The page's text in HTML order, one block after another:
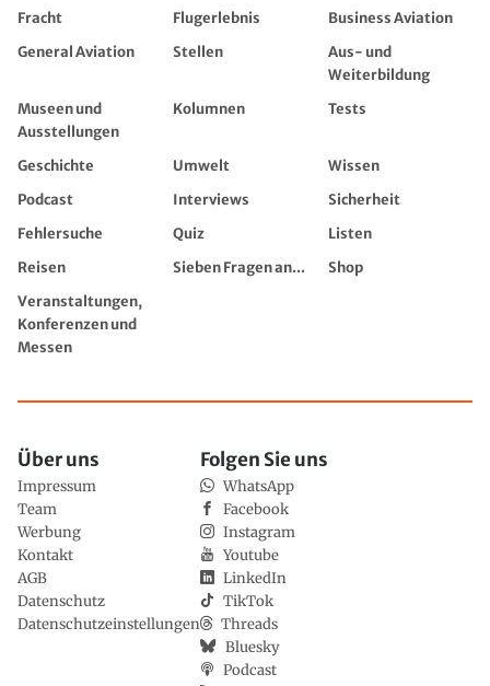
Fracht
Flugerlebnis
Business Aviation
General Aviation
Stellen
Aus- und
Weiterbildung
Museen und
Ausstellungen
Kolumnen Tests
Geschichte Umwelt
Wissen
Podcast
Interviews
Sicherheit
Fehlersuche
Quiz
Listen
Reisen
Sieben Fragen an...
Shop
Veranstaltungen,
Konferenzen und
Messen
Über uns
Impressum
Team
Werbung
Kontakt
AGB
Datenschutz
Datenschutzeinstellungen
Folgen Sie uns
WhatsApp
Facebook
Instagram
Youtube
LinkedIn
TikTok
Threads
Bluesky
Podcast